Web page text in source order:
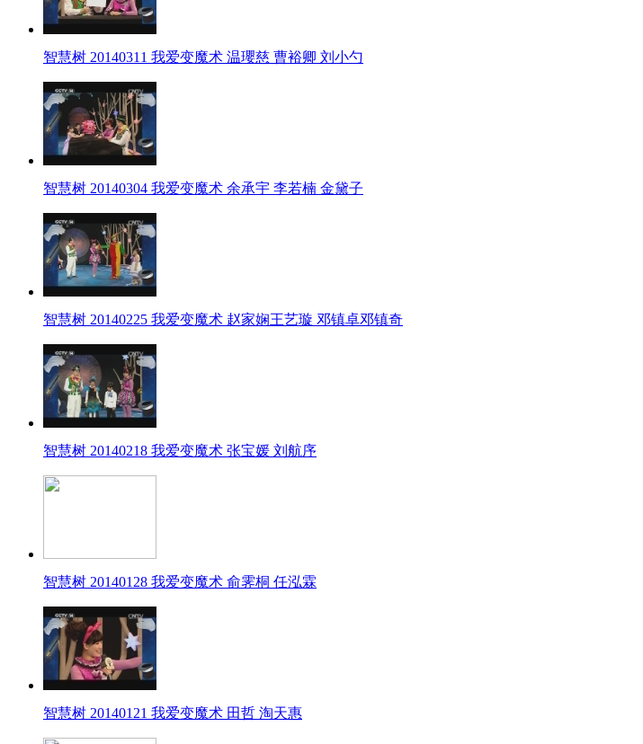
智慧树 20140311 我爱变魔术 温瓔慈 曹裕卿 刘小勺
智慧树 20140304 我爱变魔术 余承宇 李若楠 金黛子
智慧树 20140225 我爱变魔术 赵家娴王艺璇 邓镇卓邓镇奇
智慧树 20140218 我爱变魔术 张宝媛 刘航序
智慧树 20140128 我爱变魔术 俞霁桐 任泓霖
智慧树 20140121 我爱变魔术 田哲 淘天惠